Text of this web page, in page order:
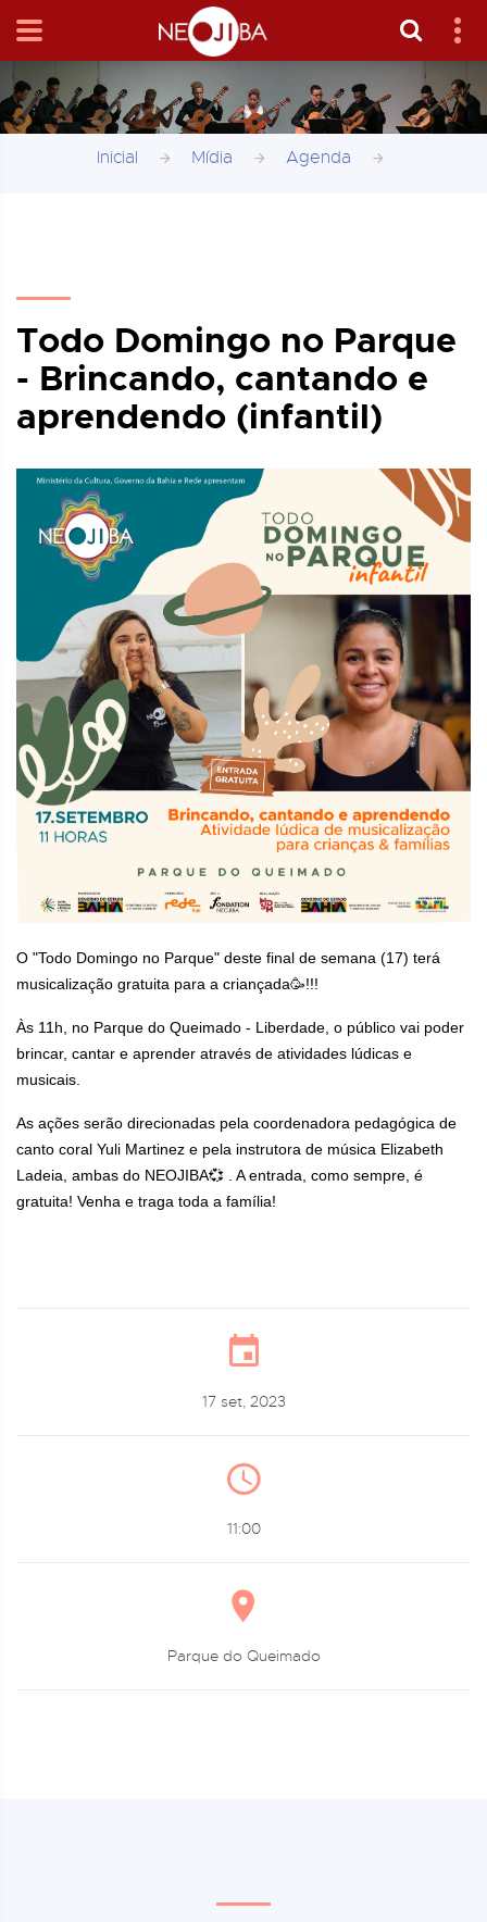
Inicial Mídia Agenda
Todo Domingo no Parque
- Brincando, cantando e
aprendendo (infantil)
O "Todo Domingo no Parque" deste final de semana (17) terá
musicalização gratuita para a criançada🥳!!!
Às 11h, no Parque do Queimado - Liberdade, o público vai poder
brincar, cantar e aprender através de atividades lúdicas e
musicais.
As ações serão direcionadas pela coordenadora pedagógica de
canto coral Yuli Martinez e pela instrutora de música Elizabeth
Ladeia, ambas do NEOJIBA💞 . A entrada, como sempre, é
gratuita! Venha e traga toda a família!
17 set, 2023
11:00
Parque do Queimado